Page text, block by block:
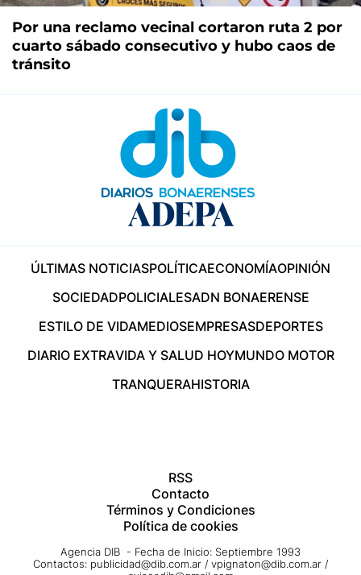
Por una reclamo vecinal cortaron ruta 2 por
cuarto sábado consecutivo y hubo caos de
tránsito
ÚLTIMAS NOTICIASPOLÍTICAECONOMÍAOPINIÓN
SOCIEDADPOLICIALESADN BONAERENSE
ESTILO DE VIDAMEDIOSEMPRESASDEPORTES
DIARIO EXTRAVIDA Y SALUD HOYMUNDO MOTOR
TRANQUERAHISTORIA
RSS
Contacto
Términos y Condiciones
Política de cookies
Agencia DIB - Fecha de Inicio: Septiembre 1993
Contactos: publicidad@dib.com.ar / vpignaton@dib.com.ar /